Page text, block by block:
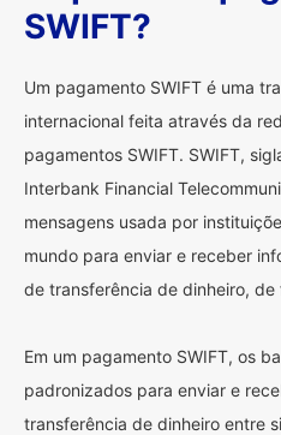
SWIFT?
Um pagamento SWIFT é uma
internacional feita através da
pagamentos SWIFT. SWIFT,
Interbank Financial
mensagens usada por
mundo para enviar e receber
de transferência de dinheiro, de
Em um pagamento SWIFT, os
padronizados para enviar e
transferência de dinheiro entre